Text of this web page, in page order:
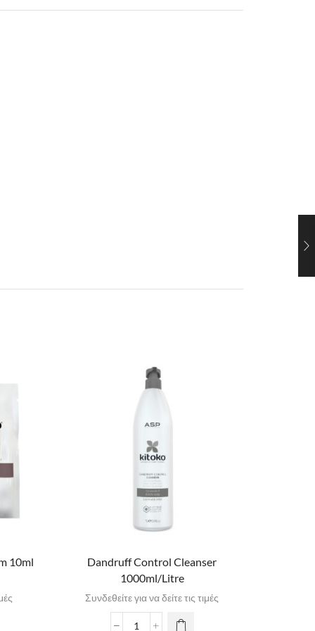
10ml
Dandruff Control Cleanser
1000ml/Litre
Συνδεθείτε για να δείτε τις τιμές